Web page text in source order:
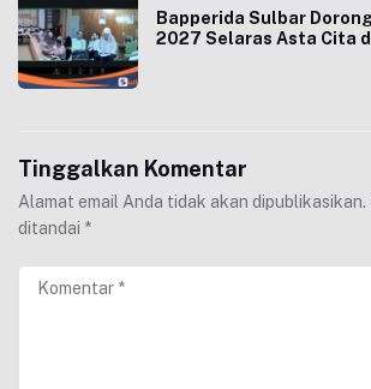
Bapperida Sulbar
2027 Selaras Asta Cita
Tinggalkan Komentar
Alamat email Anda tidak akan dipublikasikan.
ditandai *